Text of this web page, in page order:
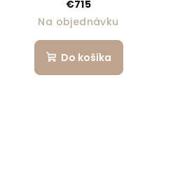
€715
Na objednávku
Do košíka